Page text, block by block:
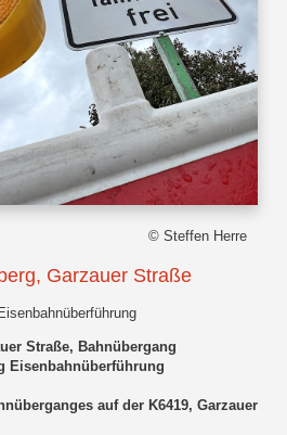
© Steffen Herre
Garzauer Straße
Straße, Bahnübergang
Eisenbahnüberführung
auf der K6419, Garzauer